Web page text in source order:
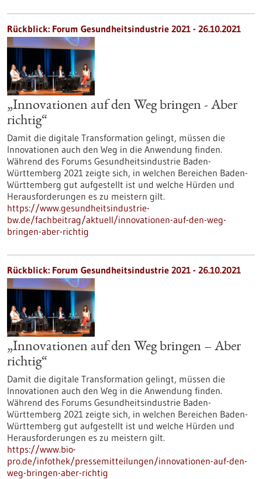
Rückblick: Forum Gesundheitsindustrie 2021 - 26.10.2021
„Innovationen auf den Weg bringen - Aber
richtig“
Damit die digitale Transformation gelingt, müssen die
Innovationen auch den Weg in die Anwendung finden.
Während des Forums Gesundheitsindustrie Baden-
Württemberg 2021 zeigte sich, in welchen Bereichen Baden-
Württemberg gut aufgestellt ist und welche Hürden und
Herausforderungen es zu meistern gilt.
https://www.gesundheitsindustrie-
bw.de/fachbeitrag/aktuell/innovationen-auf-den-weg-
bringen-aber-richtig
Rückblick: Forum Gesundheitsindustrie 2021 - 26.10.2021
„Innovationen auf den Weg bringen – Aber
richtig“
Damit die digitale Transformation gelingt, müssen die
Innovationen auch den Weg in die Anwendung finden.
Während des Forums Gesundheitsindustrie Baden-
Württemberg 2021 zeigte sich, in welchen Bereichen Baden-
Württemberg gut aufgestellt ist und welche Hürden und
Herausforderungen es zu meistern gilt.
https://www.bio-
pro.de/infothek/pressemitteilungen/innovationen-auf-den-
weg-bringen-aber-richtig